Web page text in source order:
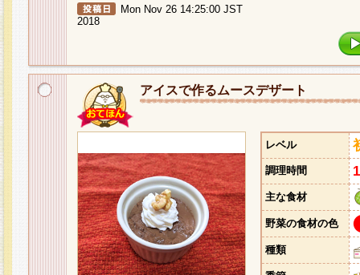
Mon Nov 26 14:25:00 JST
2018
アイスで作るムースデザート
レベル
調理時間
主な食材
野菜の食材の色
種類